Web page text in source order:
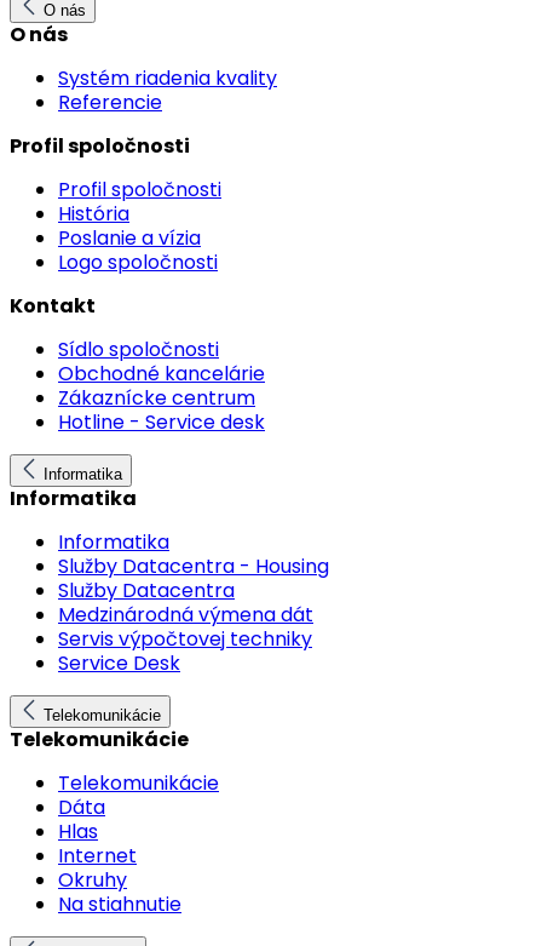
O nás
O nás
Systém riadenia kvality
Referencie
Profil spoločnosti
Profil spoločnosti
História
Poslanie a vízia
Logo spoločnosti
Kontakt
Sídlo spoločnosti
Obchodné kancelárie
Zákaznícke centrum
Hotline - Service desk
Informatika
Informatika
Informatika
Služby Datacentra - Housing
Služby Datacentra
Medzinárodná výmena dát
Servis výpočtovej techniky
Service Desk
Telekomunikácie
Telekomunikácie
Telekomunikácie
Dáta
Hlas
Internet
Okruhy
Na stiahnutie